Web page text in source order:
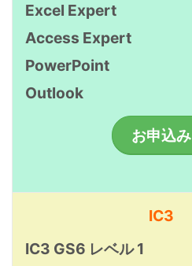
Excel Expert
Access Expert
PowerPoint
Outlook
お申込み
IC3
IC3 GS6 レベル 1